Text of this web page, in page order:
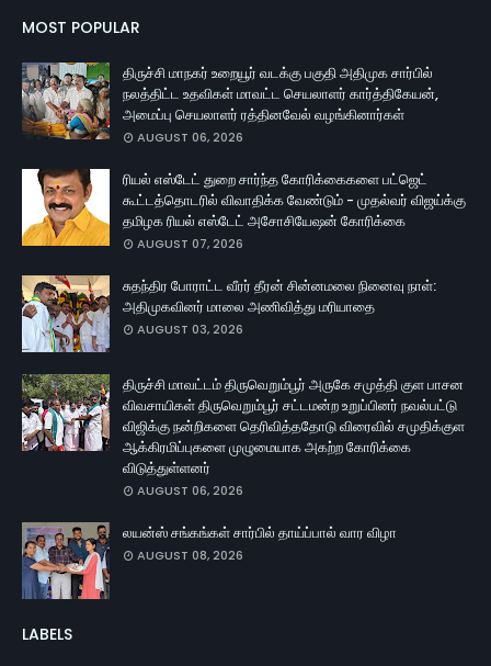
MOST POPULAR
திருச்சி மாநகர் உறையூர் வடக்கு பகுதி அதிமுக சார்பில்
நலத்திட்ட உதவிகள் மாவட்ட செயலாளர் கார்த்திகேயன்,
அமைப்பு செயலாளர் ரத்தினவேல் வழங்கினார்கள்
AUGUST 06, 2026
ரியல் எஸ்டேட் துறை சார்ந்த கோரிக்கைகளை பட்ஜெட்
கூட்டத்தொடரில் விவாதிக்க வேண்டும் - முதல்வர் விஜய்க்கு
தமிழக ரியல் எஸ்டேட் அசோசியேஷன் கோரிக்கை
AUGUST 07, 2026
சுதந்திர போராட்ட வீரர் தீரன் சின்னமலை நினைவு நாள்:
அதிமுகவினர் மாலை அணிவித்து மரியாதை
AUGUST 03, 2026
திருச்சி மாவட்டம் திருவெறும்பூர் அருகே சமுத்தி குள பாசன
விவசாயிகள் திருவெறும்பூர் சட்டமன்ற உறுப்பினர் நவல்பட்டு
விஜிக்கு நன்றிகளை தெரிவித்ததோடு விரைவில் சமுதிக்குள
ஆக்கிரமிப்புகளை முழுமையாக அகற்ற கோரிக்கை
விடுத்துள்ளனர்
AUGUST 06, 2026
லயன்ஸ் சங்கங்கள் சார்பில் தாய்ப்பால் வார விழா
AUGUST 08, 2026
LABELS